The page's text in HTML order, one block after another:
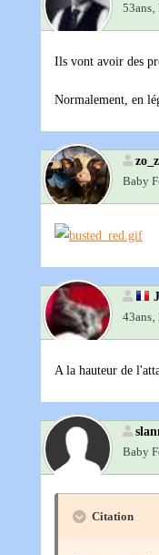
53ans‚
Ils vont avoir des
Normalement, en
Baby
43ans‚
A la hauteur de
Baby
Citation